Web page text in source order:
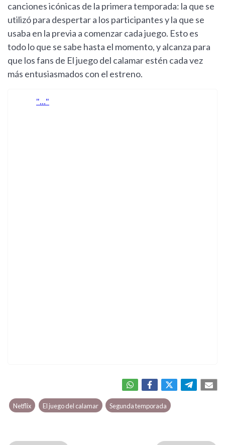
canciones icónicas de la primera temporada: la que se
utilizó para despertar a los participantes y la que se
usaba en la previa a comenzar cada juego. Esto es
todo lo que se sabe hasta el momento, y alcanza para
que los fans de El juego del calamar estén cada vez
más entusiasmados con el estreno.
Netflix El juego del calamar Segunda temporada